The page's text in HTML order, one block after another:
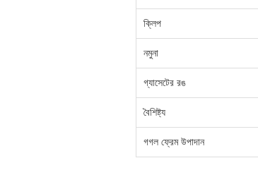
ক্লিপ
নমুনা
গ্যাসেটের রঙ
বৈশিষ্ট্য
গগল ফ্রেম উপাদান